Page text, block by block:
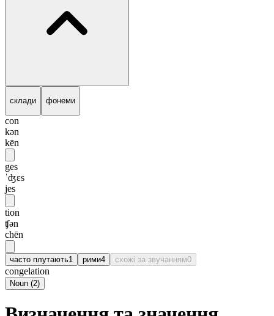
склади фонеми
con
kən
kēn
ges
ˈʤɛs
jes
tion
ʧən
chēn
часто плутають1 рими4 схожі за звучанням0
congelation
Noun (2)